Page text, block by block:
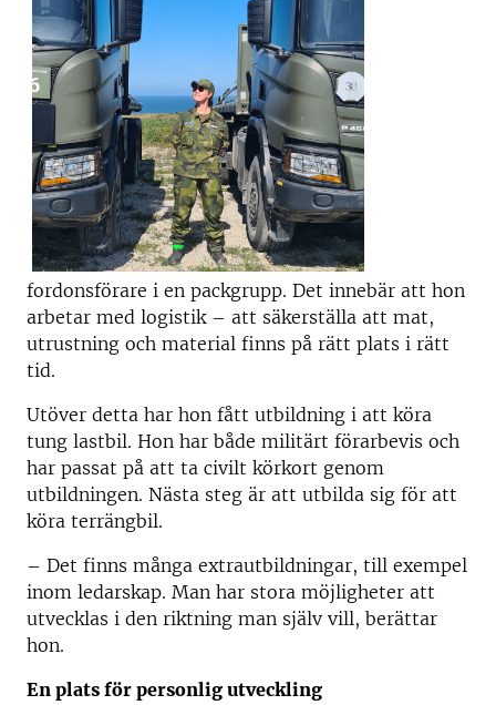
fordonsförare i en packgrupp. Det innebär att hon
arbetar med logistik – att säkerställa att mat,
utrustning och material finns på rätt plats i rätt
tid.
Utöver detta har hon fått utbildning i att köra
tung lastbil. Hon har både militärt förarbevis och
har passat på att ta civilt körkort genom
utbildningen. Nästa steg är att utbilda sig för att
köra terrängbil.
– Det finns många extrautbildningar, till exempel
inom ledarskap. Man har stora möjligheter att
utvecklas i den riktning man själv vill, berättar
hon.
En plats för personlig utveckling